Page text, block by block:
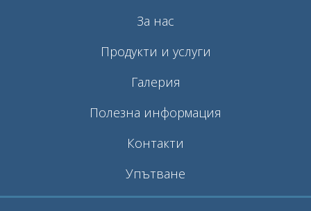
За нас
Продукти и услуги
Галерия
Полезна информация
Контакти
Упътване